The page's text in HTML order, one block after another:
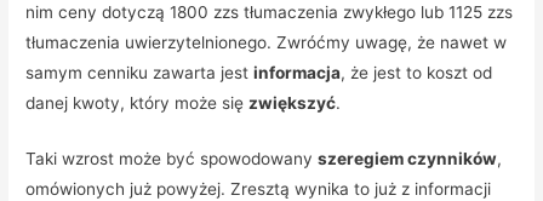
nim ceny dotyczą 1800 zzs tłumaczenia zwykłego lub 1125 zzs
tłumaczenia uwierzytelnionego. Zwróćmy uwagę, że nawet w
samym cenniku zawarta jestinformacja, że jest to koszt od
danej kwoty, który może się zwiększyć.
Taki wzrost może być spowodowanyszeregiem czynników,
omówionych już powyżej. Zresztą wynika to już z informacji